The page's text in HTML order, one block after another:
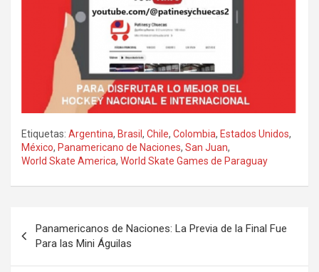
Etiquetas: Argentina, Brasil , Chile, Colombia, Estados Unidos,
México, Panamericano de Naciones, San Juan,
World Skate America, World Skate Games de Paraguay
de
entradas
Panamericanos de Naciones: La Previa de la Final Fue
Para las Mini Águilas